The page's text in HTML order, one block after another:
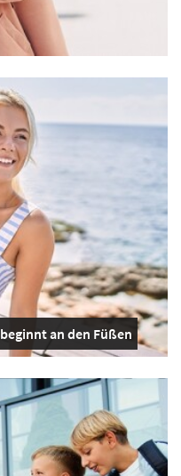
an den Füßen